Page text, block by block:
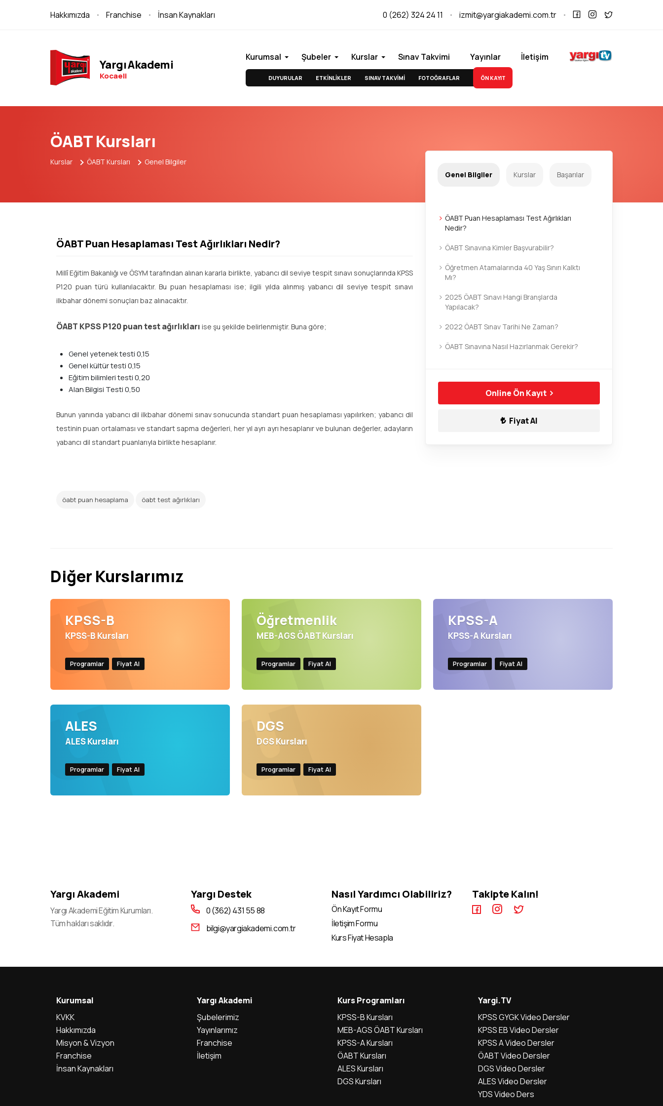
Hakkımızda Franchise İnsan Kaynakları 0 (262) 324 24 11 izmit@yargiakademi.com.tr
Yargı Akademi
Kocaeli
Kurumsal Şubeler Kurslar Sınav Takvimi Yayınlar İletişim
DUYURULAR ETKİNLİKLER SINAV TAKVİMİ FOTOĞRAFLAR ÖN KAYIT
ÖABT Kursları
Kurslar ÖABT Kursları Genel Bilgiler
ÖABT Puan Hesaplaması Test Ağırlıkları Nedir?
Millî Eğitim Bakanlığı ve ÖSYM tarafından alınan kararla birlikte, yabancı dil seviye tespit sınavı sonuçlarında KPSS
P120 puan türü kullanılacaktır. Bu puan hesaplaması ise; ilgili yılda alınmış yabancı dil seviye tespit sınavı
ilkbahar dönemi sonuçları baz alınacaktır.
ÖABT KPSS P120 puan test ağırlıkları ise şu şekilde belirlenmiştir. Buna göre;
Genel yetenek testi 0,15
Genel kültür testi 0,15
Eğitim bilimleri testi 0,20
Alan Bilgisi Testi 0,50
Bunun yanında yabancı dil ilkbahar dönemi sınav sonucunda standart puan hesaplaması yapılırken; yabancı dil
testinin puan ortalaması ve standart sapma değerleri, her yıl ayrı ayrı hesaplanır ve bulunan değerler, adayların
yabancı dil standart puanlarıyla birlikte hesaplanır.
öabt puan hesaplama öabt test ağırlıkları
Genel Bilgiler Kurslar Başarılar
ÖABT Puan Hesaplaması Test Ağırlıkları
Nedir?
ÖABT Sınavına Kimler Başvurabilir?
Öğretmen Atamalarında 40 Yaş Sınırı Kalktı
Mı?
2025 ÖABT Sınavı Hangi Branşlarda
Yapılacak?
2022 ÖABT Sınav Tarihi Ne Zaman?
ÖABT Sınavına Nasıl Hazırlanmak Gerekir?
ÖABT Hakkında Bilgiler
Online Ön Kayıt
Fiyat Al
Diğer Kurslarımız
KPSS-B
KPSS-B Kursları
Programlar Fiyat Al
Öğretmenlik
MEB-AGS ÖABT Kursları
Programlar Fiyat Al
KPSS-A
KPSS-A Kursları
Programlar Fiyat Al
ALES
ALES Kursları
Programlar Fiyat Al
DGS
DGS Kursları
Programlar Fiyat Al
Yargı Akademi
Yargı Akademi Eğitim Kurumları.
Tüm hakları saklıdır.
Yargı Destek
0 (362) 431 55 88
bilgi@yargiakademi.com.tr
Nasıl Yardımcı Olabiliriz?
Ön Kayıt Formu
İletişim Formu
Kurs Fiyat Hesapla
Takipte Kalın!
Kurumsal
KVKK
Hakkımızda
Misyon & Vizyon
Franchise
İnsan Kaynakları
Yargı Akademi
Şubelerimiz
Yayınlarımız
Franchise
İletişim
Kurs Programları
KPSS-B Kursları
MEB-AGS ÖABT Kursları
KPSS-A Kursları
ÖABT Kursları
ALES Kursları
DGS Kursları
Yargi.TV
KPSS GYGK Video Dersler
KPSS EB Video Dersler
KPSS A Video Dersler
ÖABT Video Dersler
DGS Video Dersler
ALES Video Dersler
YDS Video Ders